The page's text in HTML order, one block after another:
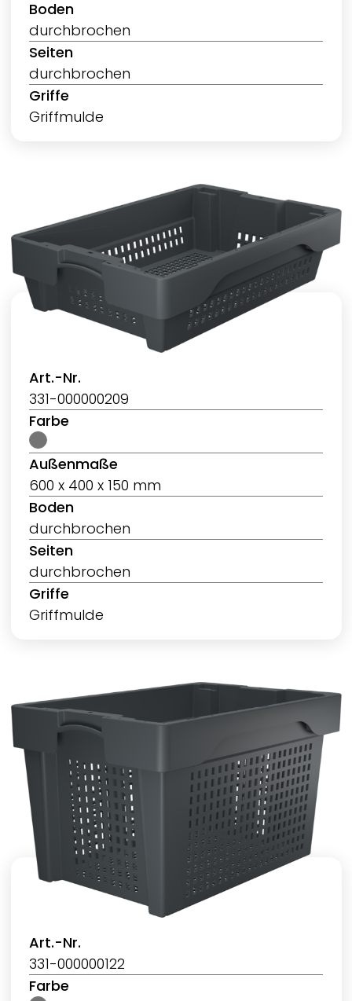
Boden
durchbrochen
Seiten
durchbrochen
Griffe
Griffmulde
Art.-Nr.
331-000000209
Farbe
Außenmaße
600 x 400 x 150 mm
Boden
durchbrochen
Seiten
durchbrochen
Griffe
Griffmulde
Art.-Nr.
331-000000122
Farbe